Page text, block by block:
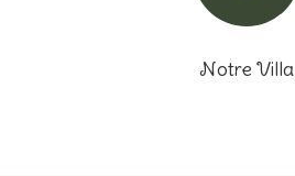
Notre Villa